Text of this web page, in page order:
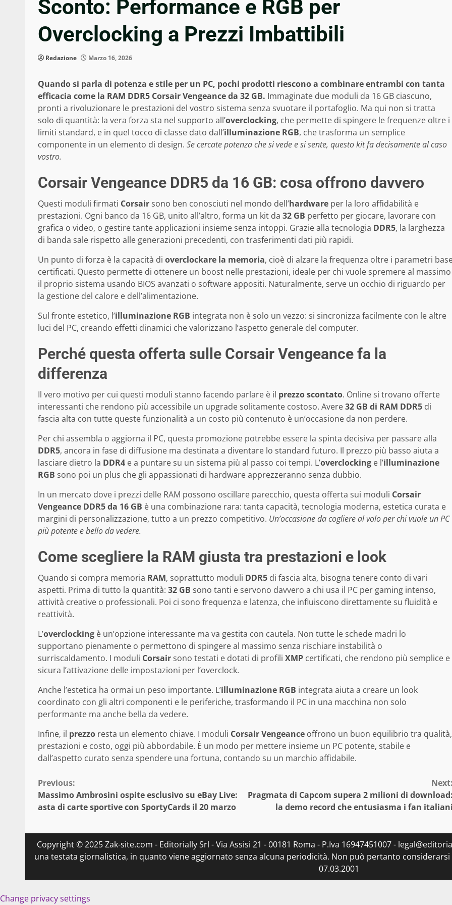
Sconto: Performance e RGB per
Overclocking a Prezzi Imbattibili
Redazione Marzo 16, 2026
Quando si parla di potenza e stile per un PC, pochi prodotti riescono a combinare entrambi con tanta
efficacia come la RAM DDR5 Corsair Vengeance da 32 GB. Immaginate due moduli da 16 GB ciascuno,
pronti a rivoluzionare le prestazioni del vostro sistema senza svuotare il portafoglio. Ma qui non si tratta
solo di quantità: la vera forza sta nel supporto all’overclocking, che permette di spingere le frequenze oltre i
limiti standard, e in quel tocco di classe dato dall’illuminazione RGB, che trasforma un semplice
componente in un elemento di design. Se cercate potenza che si vede e si sente, questo kit fa decisamente al caso
vostro.
Corsair Vengeance DDR5 da 16 GB: cosa offrono davvero
Questi moduli firmati Corsairsono ben conosciuti nel mondo dell’hardware per la loro affidabilità e
prestazioni. Ogni banco da 16 GB, unito all’altro, forma un kit da 32 GB perfetto per giocare, lavorare con
grafica o video, o gestire tante applicazioni insieme senza intoppi. Grazie alla tecnologia DDR5, la larghezza
di banda sale rispetto alle generazioni precedenti, con trasferimenti dati più rapidi.
Un punto di forza è la capacità di overclockare la memoria, cioè di alzare la frequenza oltre i parametri
certificati. Questo permette di ottenere un boost nelle prestazioni, ideale per chi vuole spremere al massimo
il proprio sistema usando BIOS avanzati o software appositi. Naturalmente, serve un occhio di riguardo per
la gestione del calore e dell’alimentazione.
Sul fronte estetico, l’illuminazione RGB integrata non è solo un vezzo: si sincronizza facilmente con le altre
luci del PC, creando effetti dinamici che valorizzano l’aspetto generale del computer.
Perché questa offerta sulle Corsair Vengeance fa la
differenza
Il vero motivo per cui questi moduli stanno facendo parlare è il prezzo scontato. Online si trovano offerte
interessanti che rendono più accessibile un upgrade solitamente costoso. Avere32 GB di RAM DDR5 di
fascia alta con tutte queste funzionalità a un costo più contenuto è un’occasione da non perdere.
Per chi assembla o aggiorna il PC, questa promozione potrebbe essere la spinta decisiva per passare alla
DDR5, ancora in fase di diffusione ma destinata a diventare lo standard futuro. Il prezzo più basso aiuta a
lasciare dietro la DDR4 e a puntare su un sistema più al passo coi tempi. L’overclocking e l’illuminazione
RGB sono poi un plus che gli appassionati di hardware apprezzeranno senza dubbio.
In un mercato dove i prezzi delle RAM possono oscillare parecchio, questa offerta sui moduli Corsair
Vengeance DDR5 da 16 GB è una combinazione rara: tanta capacità, tecnologia moderna, estetica curata e
margini di personalizzazione, tutto a un prezzo competitivo. Un’occasione da cogliere al volo per chi vuole un PC
più potente e bello da vedere.
Come scegliere la RAM giusta tra prestazioni e look
Quando si compra memoria RAM, soprattutto moduli DDR5 di fascia alta, bisogna tenere conto di vari
aspetti. Prima di tutto la quantità: 32 GB sono tanti e servono davvero a chi usa il PC per gaming intenso,
attività creative o professionali. Poi ci sono frequenza e latenza, che influiscono direttamente su fluidità e
reattività.
L’overclocking è un’opzione interessante ma va gestita con cautela. Non tutte le schede madri lo
supportano pienamente o permettono di spingere al massimo senza rischiare instabilità o
surriscaldamento. I moduli Corsairsono testati e dotati di profili XMP certificati, che rendono più semplice e
sicura l’attivazione delle impostazioni per l’overclock.
Anche l’estetica ha ormai un peso importante. L’illuminazione RGB integrata aiuta a creare un look
coordinato con gli altri componenti e le periferiche, trasformando il PC in una macchina non solo
performante ma anche bella da vedere.
Infine, il prezzo resta un elemento chiave. I moduli Corsair Vengeance offrono un buon equilibrio tra qualità,
prestazioni e costo, oggi più abbordabile. È un modo per mettere insieme un PC potente, stabile e
dall’aspetto curato senza spendere una fortuna, contando su un marchio affidabile.
Continue
Reading
Previous:
Massimo Ambrosini ospite esclusivo su eBay Live:
asta di carte sportive con SportyCards il 20 marzo
Pragmata di Capcom supera 2 milioni di
la demo record che entusiasma i fan
Copyright © 2025 Zak-site.com - Editorially Srl - Via Assisi 21 - 00181 Roma - P.Iva 16947451007 -
una testata giornalistica, in quanto viene aggiornato senza alcuna periodicità. Non può pertanto
07.03.2001
Change privacy settings